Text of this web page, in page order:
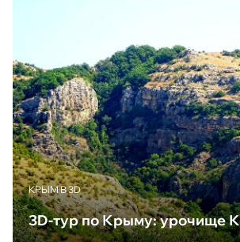
КРЫМ В 3D
3D-тур по Крыму: урочище